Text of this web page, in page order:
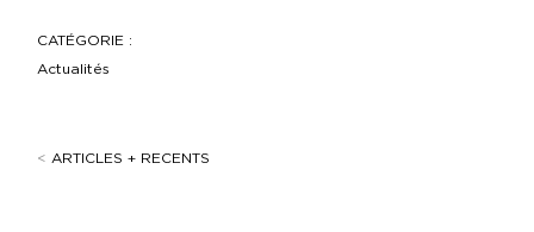
CATÉGORIE :
Actualités
< ARTICLES + RECENTS